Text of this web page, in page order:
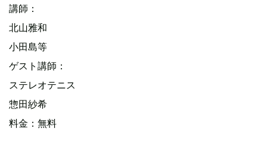
講師：
北山雅和
小田島等
ゲスト講師：
ステレオテニス
惣田紗希
料金：無料